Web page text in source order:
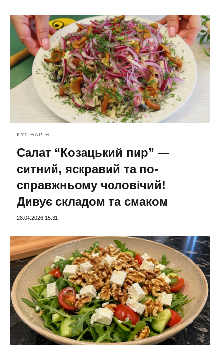
КУЛІНАРІЯ
Салат “Козацький пир” —
ситний, яскравий та по-
справжньому чоловічий!
Дивує складом та смаком
28.04.2026 15:31